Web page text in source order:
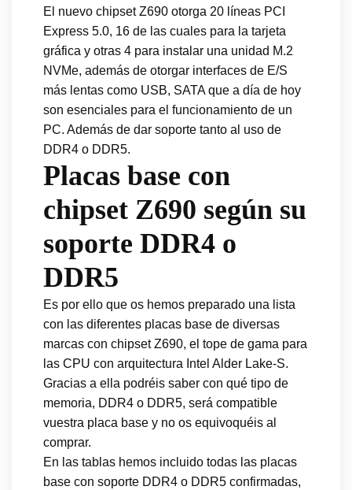
El nuevo chipset Z690 otorga 20 líneas PCI
Express 5.0, 16 de las cuales para la tarjeta
gráfica y otras 4 para instalar una unidad M.2
NVMe, además de otorgar interfaces de E/S
más lentas como USB, SATA que a día de hoy
son esenciales para el funcionamiento de un
PC. Además de dar soporte tanto al uso de
DDR4 o DDR5.
Placas base con
chipset Z690 según su
soporte DDR4 o
DDR5
Es por ello que os hemos preparado una lista
con las diferentes placas base de diversas
marcas con chipset Z690, el tope de gama para
las CPU con arquitectura Intel Alder Lake-S.
Gracias a ella podréis saber con qué tipo de
memoria, DDR4 o DDR5, será compatible
vuestra placa base y no os equivoquéis al
comprar.
En las tablas hemos incluido todas las placas
base con soporte DDR4 o DDR5 confirmadas,